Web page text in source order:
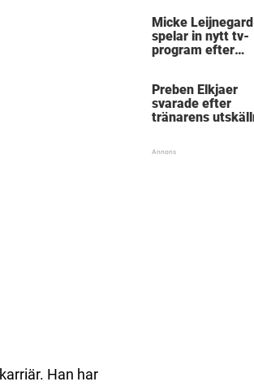
Han har
Micke Leijnegard
spelar in nytt tv-
program efter
Preben Elkjaer
svarade efter
tränarens